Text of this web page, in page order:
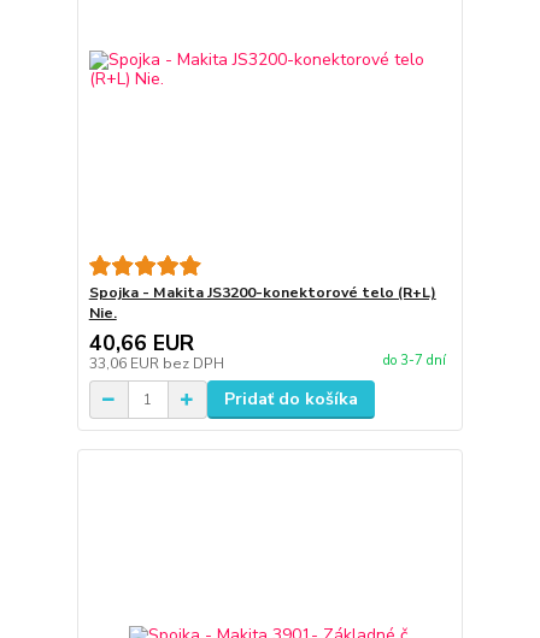
Spojka - Makita JS3200-konektorové telo (R+L)
Nie.
40,66 EUR
33,06 EUR bez DPH do 3-7 dní
Pridať do košíka